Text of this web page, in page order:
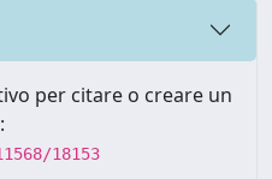
per citare o creare un
18153